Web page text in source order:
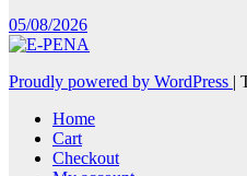
05/08/2026
Proudly powered by WordPress |
Home
Cart
Checkout